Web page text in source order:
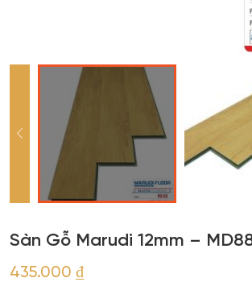
Sàn Gỗ Marudi 12mm –
435.000 ₫